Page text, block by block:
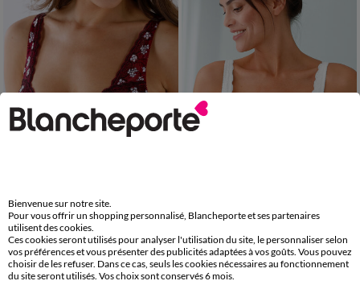
Soutien-gorge grand maintien microfibre Caminata - avec armatures
à partir de 22,99 €
-50% dès 2 art Code 899013
Soutien-gorge dentelle avec armatures Avila - lot de 2
à partir de 39,98 € les 2
-50% dès 2 art Code 899013
Bienvenue sur notre site.
Pour vous offrir un shopping personnalisé, Blancheporte et ses partenaires
utilisent des cookies.
Ces cookies seront utilisés pour analyser l'utilisation du site, le personnaliser selon
vos préférences et vous présenter des publicités adaptées à vos goûts. Vous pouvez
choisir de les refuser. Dans ce cas, seuls les cookies nécessaires au fonctionnement
du site seront utilisés. Vos choix sont conservés 6 mois.